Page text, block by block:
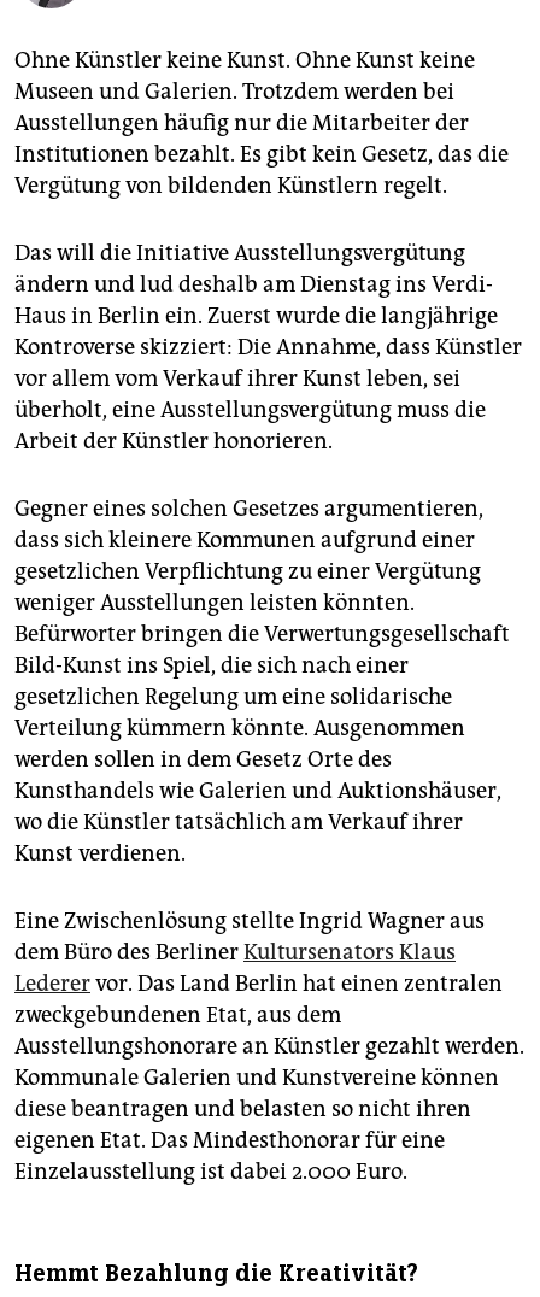
fragen & hilfe
unterstützen
abo
genossenschaft
Ohne Künstler keine Kunst. Ohne Kunst keine
Museen und Galerien. Trotzdem werden bei
Ausstellungen häufig nur die Mitarbeiter der
Institutionen bezahlt. Es gibt kein Gesetz, das die
Vergütung von bildenden Künstlern regelt.
Das will die Initiative Ausstellungsvergütung
ändern und lud deshalb am Dienstag ins Verdi-
Haus in Berlin ein. Zuerst wurde die langjährige
Kontroverse skizziert: Die Annahme, dass Künstler
vor allem vom Verkauf ihrer Kunst leben, sei
überholt, eine Ausstellungsvergütung muss die
Arbeit der Künstler honorieren.
Gegner eines solchen Gesetzes argumentieren,
dass sich kleinere Kommunen aufgrund einer
gesetzlichen Verpflichtung zu einer Vergütung
weniger Ausstellungen leisten könnten.
Befürworter bringen die Verwertungsgesellschaft
Bild-Kunst ins Spiel, die sich nach einer
gesetzlichen Regelung um eine solidarische
Verteilung kümmern könnte. Ausgenommen
werden sollen in dem Gesetz Orte des
Kunsthandels wie Galerien und Auktionshäuser,
wo die Künstler tatsächlich am Verkauf ihrer
Kunst verdienen.
Eine Zwischenlösung stellte Ingrid Wagner aus
dem Büro des BerlinerKultursenators Klaus
Lederervor. Das Land Berlin hat einen zentralen
zweckgebundenen Etat, aus dem
Ausstellungshonorare an Künstler gezahlt werden.
Kommunale ­Galerien und Kunstvereine können
diese beantragen und belasten so nicht ihren
eigenen Etat. Das Mindesthonorar für eine
Einzelausstellung ist dabei 2.000 Euro.
Hemmt Bezahlung die Kreativität?